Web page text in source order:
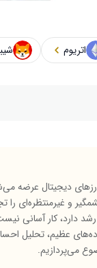
اتریوم
دیجیتال عرضه
و غیرمنتظره‌ای را
رشد دارد، کار آسانی
عظیم، تحلیل
می‌پردازیم.